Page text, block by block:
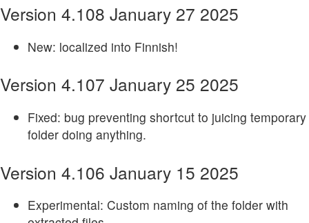
Version 4.108 January 27 2025
New: localized into Finnish!
Version 4.107 January 25 2025
Fixed: bug preventing shortcut to juicing temporary
folder doing anything.
Version 4.106 January 15 2025
Experimental: Custom naming of the folder with